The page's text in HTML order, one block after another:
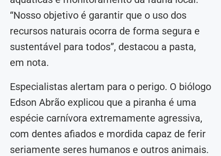
“Nosso objetivo é garantir que o uso dos
recursos naturais ocorra de forma segura e
sustentável para todos”, destacou a pasta,
em nota.
Especialistas alertam para o perigo. O biólogo
Edson Abrão explicou que a piranha é uma
espécie carnívora extremamente agressiva,
com dentes afiados e mordida capaz de ferir
seriamente seres humanos e outros animais.